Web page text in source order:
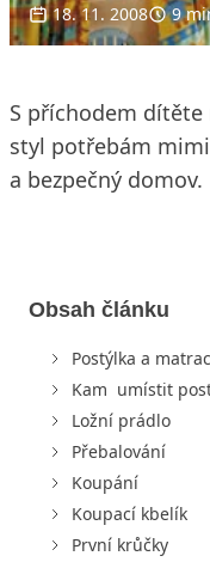
18. 11. 2008 9
S příchodem
styl potřebám
a bezpečný domov.
Obsah článku
Postýlka a
Kam umístit
Ložní prádlo
Přebalování
Koupání
Koupací kbelík
První krůčky